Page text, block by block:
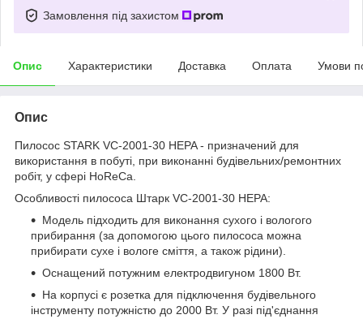
Замовлення під захистом
Опис Характеристики Доставка Оплата Умови
Опис
Пилосос STARK VC-2001-30 HEPA - призначений для
використання в побуті, при виконанні будівельних/ремонтних
робіт, у сфері HoReCa.
Особливості пилососа Штарк VC-2001-30 HEPA:
Модель підходить для виконання сухого і вологого
прибирання (за допомогою цього пилососа можна
прибирати сухе і вологе сміття, а також рідини).
Оснащений потужним електродвигуном 1800 Вт.
На корпусі є розетка для підключення будівельного
інструменту потужністю до 2000 Вт. У разі під'єднання